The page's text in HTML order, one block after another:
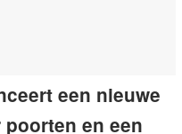
een nieuwe
en een